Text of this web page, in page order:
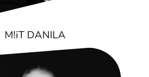
M!iT DANILA